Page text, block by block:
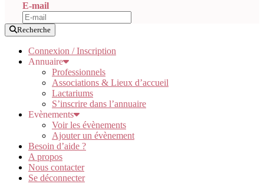
E-mail
Recherche
Connexion / Inscription
Annuaire
Professionnels
Associations & Lieux d’accueil
Lactariums
S’inscrire dans l’annuaire
Evènements
Voir les évènements
Ajouter un évènement
Besoin d’aide ?
A propos
Nous contacter
Se déconnecter